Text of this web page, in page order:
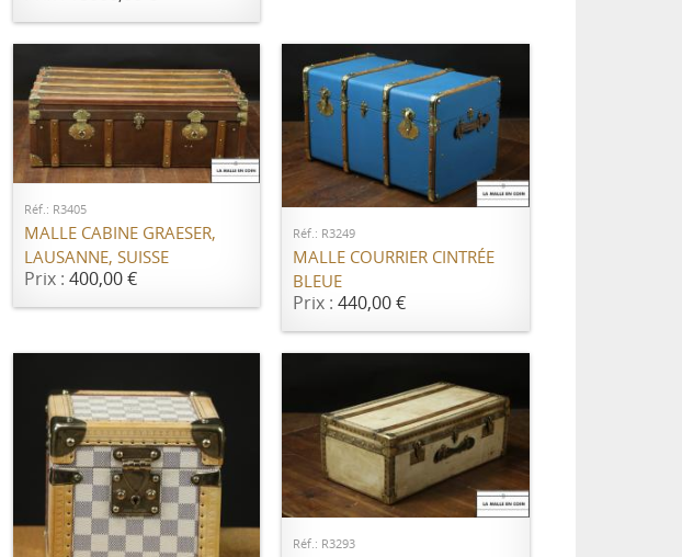
AJOUTER AU PANIER
Réf.: R3405
MALLE CABINE GRAESER,
LAUSANNE, SUISSE
Prix : 400,00 €
AJOUTER AU PANIER
Réf.: R3249
MALLE COURRIER CINTRÉE
BLEUE
Prix :440,00 €
AJOUTER AU PANIER
Réf.: R3293